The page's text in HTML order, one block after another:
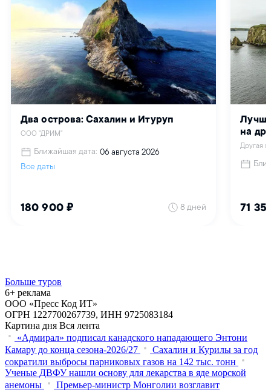
Больше туров
6+ реклама
ООО «Пресс Код ИТ»
ОГРН 1227700267739, ИНН 9725083184
Картина дня Вся лента
«Адмирал» подписал канадского нападающего Энтони
Камару до конца сезона-2026/27
Сахалин и Курилы за год
сократили выбросы парниковых газов на 142 тыс. тонн
Ученые ДВФУ нашли основу для лекарства в яде морской
анемоны
Премьер-министр Монголии возглавит